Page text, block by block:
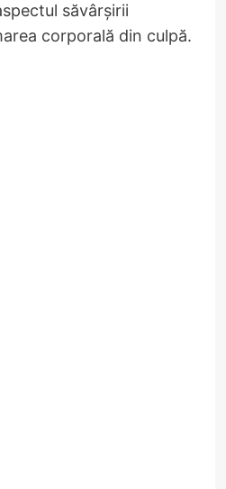
săvârșirii
corporală din culpă.